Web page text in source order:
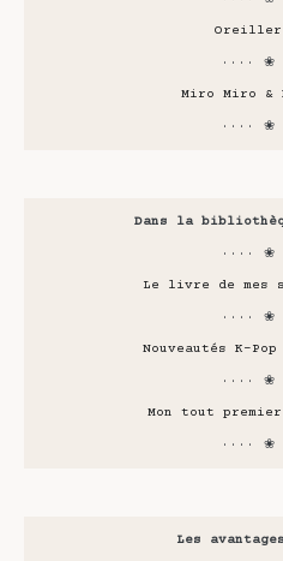
Oreiller
···· ❀
Miro Miro &
···· ❀
Dans la
···· ❀
Le livre de mes
···· ❀
Nouveautés K-Pop
···· ❀
Mon tout
···· ❀
Les